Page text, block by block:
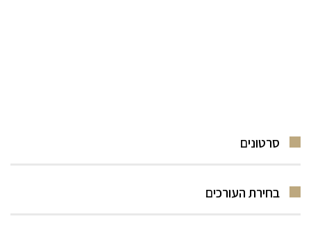
סרטונים
בחירת העורכים